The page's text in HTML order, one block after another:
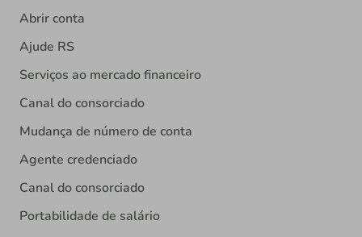
Abrir conta
Ajude RS
Serviços ao mercado financeiro
Canal do consorciado
Mudança de número de conta
Agente credenciado
Canal do consorciado
Portabilidade de salário